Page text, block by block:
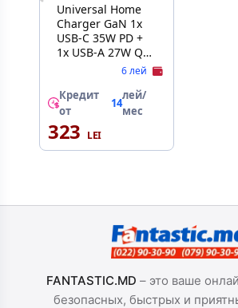
Universal Home
Charger GaN 1x
USB-C 35W PD +
1x USB-A 27W QC
6 лей
Кредит
от
14
лей/
мес
323
FANTASTIC.MD – это ваше
безопасных, быстрых и